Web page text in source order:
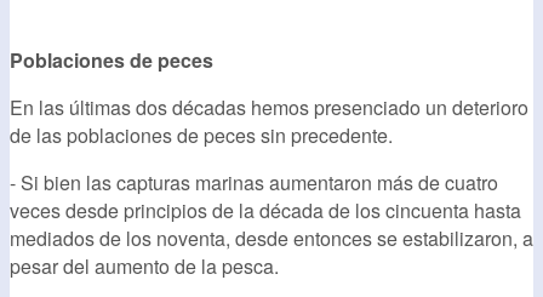
Poblaciones de peces
En las últimas dos décadas hemos presenciado un deterioro
de las poblaciones de peces sin precedente.
- Si bien las capturas marinas aumentaron más de cuatro
veces desde principios de la década de los cincuenta hasta
mediados de los noventa, desde entonces se estabilizaron, a
pesar del aumento de la pesca.